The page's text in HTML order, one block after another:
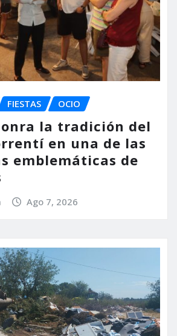
FIESTAS OCIO
la tradición del
en una de las
emblemáticas de
Ago 7, 2026